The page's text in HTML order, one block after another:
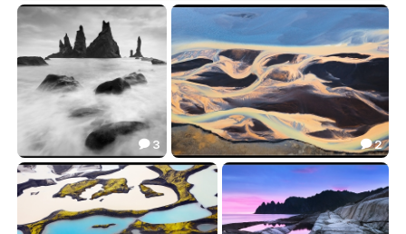
Исландия Лед Исландии
79.18
Скалы Исландии
51.56
 3
Реки Исландии
49.76
 2